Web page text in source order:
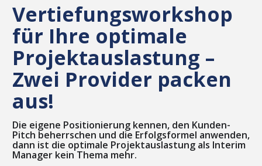
Vertiefungsworkshop
für Ihre optimale
Projektauslastung –
Zwei Provider packen
aus!
Die eigene Positionierung kennen, den Kunden-
Pitch beherrschen und die Erfolgsformel anwenden,
dann ist die optimale Projektauslastung als Interim
Manager kein Thema mehr.